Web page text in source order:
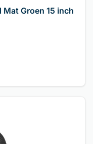
Mat Groen 15 inch